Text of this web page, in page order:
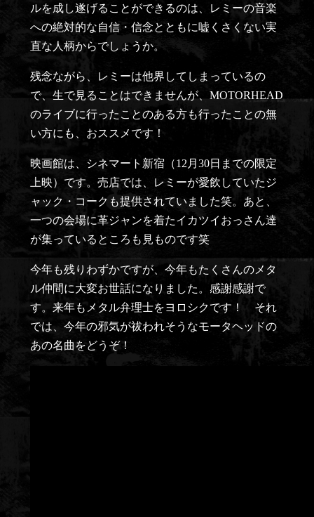
ルを成し遂げることができるのは、レミーの音楽
への絶対的な自信・信念とともに嘘くさくない実
直な人柄からでしょうか。
残念ながら、レミーは他界してしまっているの
で、生で見ることはできませんが、MOTORHEAD
のライブに行ったことのある方も行ったことの無
い方にも、おススメです！
映画館は、シネマート新宿（12月30日までの限定
上映）です。売店では、レミーが愛飲していたジ
ャック・コークも提供されていました笑。あと、
一つの会場に革ジャンを着たイカツイおっさん達
が集っているところも見ものです笑
今年も残りわずかですが、今年もたくさんのメタ
ル仲間に大変お世話になりました。感謝感謝で
す。来年もメタル弁理士をヨロシクです！ それ
では、今年の邪気が祓われそうなモータヘッドの
あの名曲をどうぞ！